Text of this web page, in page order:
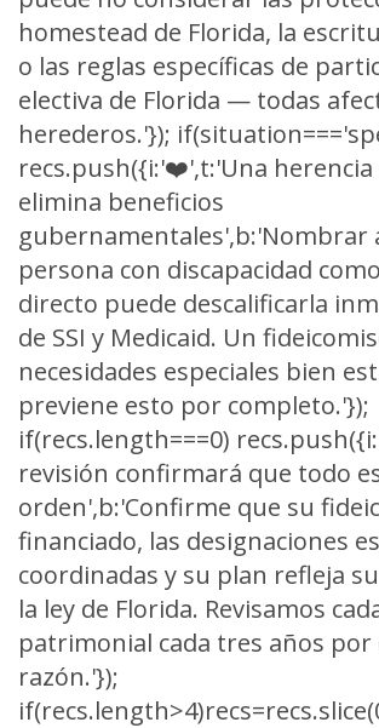
homestead de Florida, la
o las reglas específicas de
electiva de Florida — todas
herederos.'});
recs.push({i:'❤️',t:'Una herencia
elimina beneficios
gubernamentales',b:'Nombrar
persona con discapacidad
directo puede descalificarla
de SSI y Medicaid. Un
necesidades especiales bien
previene esto por completo.'});
if(recs.length===0)
revisión confirmará que todo
orden',b:'Confirme que su
financiado, las designaciones
coordinadas y su plan refleja
la ley de Florida. Revisamos
patrimonial cada tres años por
razón.'});